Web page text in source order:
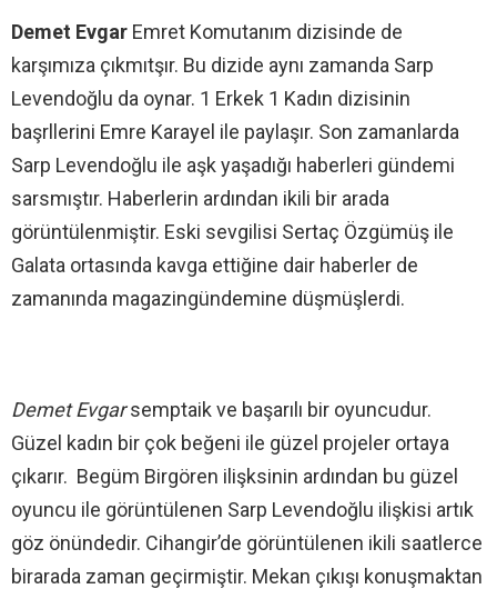
Demet Evgar Emret Komutanım dizisinde de
karşımıza çıkmıtşır. Bu dizide aynı zamanda Sarp
Levendoğlu da oynar. 1 Erkek 1 Kadın dizisinin
başrllerini Emre Karayel ile paylaşır. Son zamanlarda
Sarp Levendoğlu ile aşk yaşadığı haberleri gündemi
sarsmıştır. Haberlerin ardından ikili bir arada
görüntülenmiştir. Eski sevgilisi Sertaç Özgümüş ile
Galata ortasında kavga ettiğine dair haberler de
zamanında magazingündemine düşmüşlerdi.
Demet Evgarsemptaik ve başarılı bir oyuncudur.
Güzel kadın bir çok beğeni ile güzel projeler ortaya
çıkarır. Begüm Birgören ilişksinin ardından bu güzel
oyuncu ile görüntülenen Sarp Levendoğlu ilişkisi artık
göz önündedir. Cihangir’de görüntülenen ikili saatlerce
birarada zaman geçirmiştir. Mekan çıkışı konuşmaktan